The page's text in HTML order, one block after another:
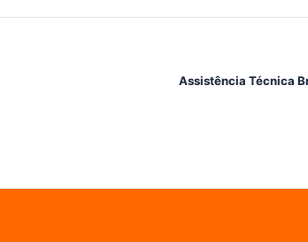
Assistência Técnica